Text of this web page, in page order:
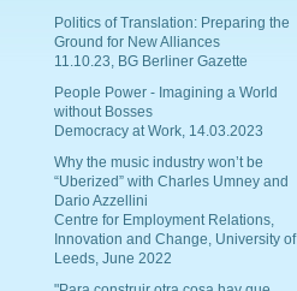
Politics of Translation: Preparing the
Ground for New Alliances
11.10.23, BG Berliner Gazette
People Power - Imagining a World
without Bosses
Democracy at Work, 14.03.2023
Why the music industry won’t be
“Uberized” with Charles Umney and
Dario Azzellini
Centre for Employment Relations,
Innovation and Change, University of
Leeds, June 2022